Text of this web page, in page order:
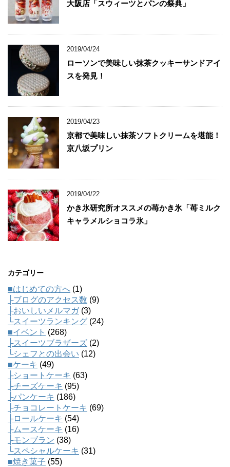
大阪店「スウィーツとパンの祭典」
2019/04/24
ローソンで美味しい抹茶クッキーサンドアイ
スを発見！
2019/04/23
京都で美味しい抹茶ソフトクリームを堪能！
京八坂プリン
2019/04/22
かき氷研究所オススメの苺かき氷「苺ミルク
キャラメルショコラ氷」
カテゴリー
■はじめての方へ (1)
├ブログのアクセス数 (9)
├おいしいメルマガ(3)
└スイーツランキング (24)
■イベント (268)
├スイーツブラザーズ (2)
└シェフとの出会い (12)
■ケーキ (49)
├ショートケーキ (63)
├チーズケーキ (95)
├パンケーキ (186)
├チョコレートケーキ (69)
├ロールケーキ (54)
├ムースケーキ (16)
├モンブラン (38)
└スペシャルケーキ (31)
■焼き菓子 (55)